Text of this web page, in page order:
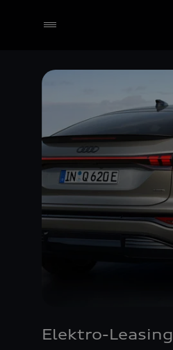
Elektro-Leasing